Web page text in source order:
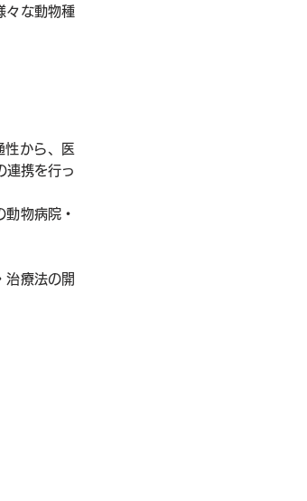
々な動物種
性から、医
連携を行っ
物病院・
治療法の開